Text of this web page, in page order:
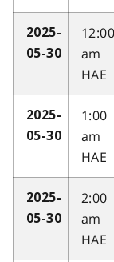
2025-
05-30
12:00
am
HAE
2025-
05-30
1:00
am
HAE
2025-
05-30
2:00
am
HAE